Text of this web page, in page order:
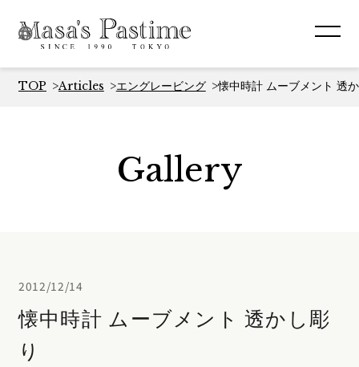
TOP Articles エングレービング 懐中時計 ムーブメント 透
Gallery
2012/12/14
懐中時計 ムーブメント 透かし彫
り